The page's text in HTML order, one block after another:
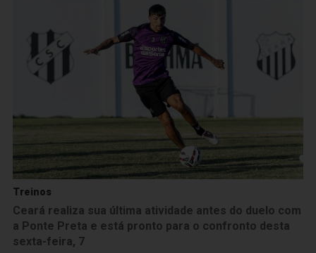
Treinos
Ceará realiza sua última atividade antes do duelo com
a Ponte Preta e está pronto para o confronto desta
sexta-feira, 7